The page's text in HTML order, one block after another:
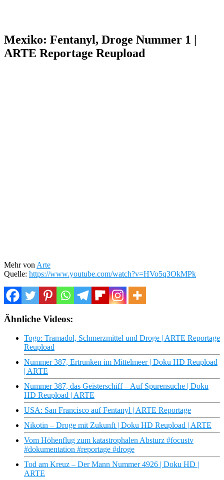
Mexiko: Fentanyl, Droge Nummer 1 |
ARTE Reportage Reupload
Mehr von Arte
Quelle: https://www.youtube.com/watch?v=HVo5q3OkMPk
Ähnliche Videos:
Togo: Tramadol, Schmerzmittel und Droge | ARTE Reportage
Reupload
Nummer 387, Ertrunken im Mittelmeer | Doku HD Reupload
| ARTE
Nummer 387, das Geisterschiff – Auf Spurensuche | Doku
HD Reupload | ARTE
USA: San Francisco auf Fentanyl | ARTE Reportage
Nikotin – Droge mit Zukunft | Doku HD Reupload | ARTE
Vom Höhenflug zum katastrophalen Absturz #focustv
#dokumentation #reportage #droge
Tod am Kreuz – Der Mann Nummer 4926 | Doku HD |
ARTE